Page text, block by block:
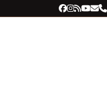
Facebook
RSS